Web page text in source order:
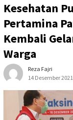
Kesehatan
Pertamina
Kembali
Warga
Reza Fajri
14 Desember 2021